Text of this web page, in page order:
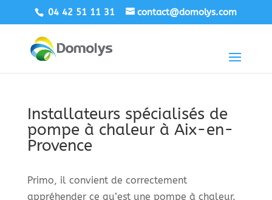
04 42 51 11 31 contact@domolys.com
Installateurs spécialisés de
pompe à chaleur à Aix-en-
Provence
Primo, il convient de correctement
appréhender ce qu’est une pompe à chaleur.